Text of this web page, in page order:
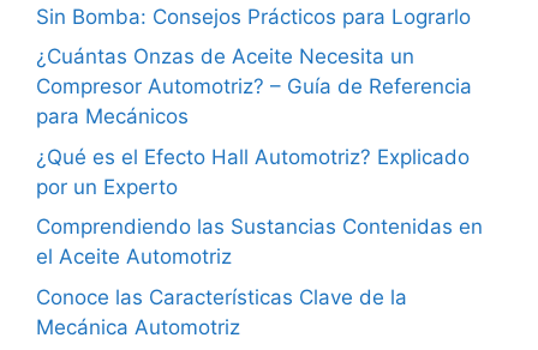
Sin Bomba: Consejos Prácticos para Lograrlo
¿Cuántas Onzas de Aceite Necesita un
Compresor Automotriz? – Guía de Referencia
para Mecánicos
¿Qué es el Efecto Hall Automotriz? Explicado
por un Experto
Comprendiendo las Sustancias Contenidas en
el Aceite Automotriz
Conoce las Características Clave de la
Mecánica Automotriz